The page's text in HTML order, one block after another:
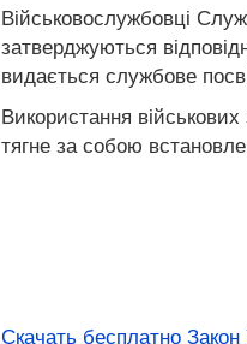
Військовослужбовці
затверджуються
видається службове
Використання
тягне за собою
Скачать бесплатно